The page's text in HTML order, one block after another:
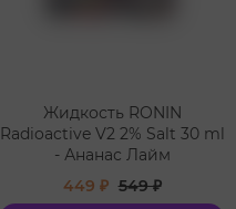
Жидкость RONIN
Radioactive V2 2% Salt 30 ml
- Ананас Лайм
449 ₽ 549 ₽